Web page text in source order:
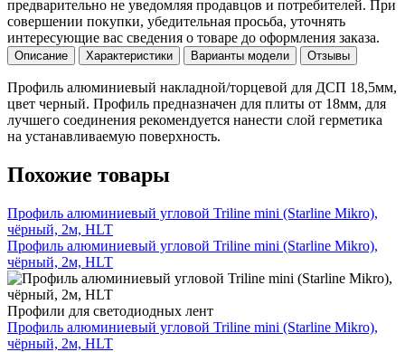
предварительно не уведомляя продавцов и потребителей. При
совершении покупки, убедительная просьба, уточнять
интересующие вас сведения о товаре до оформления заказа.
Описание Характеристики Варианты модели Отзывы
Профиль алюминиевый накладной/торцевой для ДСП 18,5мм,
цвет черный. Профиль предназначен для плиты от 18мм, для
лучшего соединения рекомендуется нанести слой герметика
на устанавливаемую поверхность.
Похожие товары
Профиль алюминиевый угловой Triline mini (Starline Mikro),
чёрный, 2м, HLT
Профиль алюминиевый угловой Triline mini (Starline Mikro),
чёрный, 2м, HLT
Профили для светодиодных лент
Профиль алюминиевый угловой Triline mini (Starline Mikro),
чёрный, 2м, HLT